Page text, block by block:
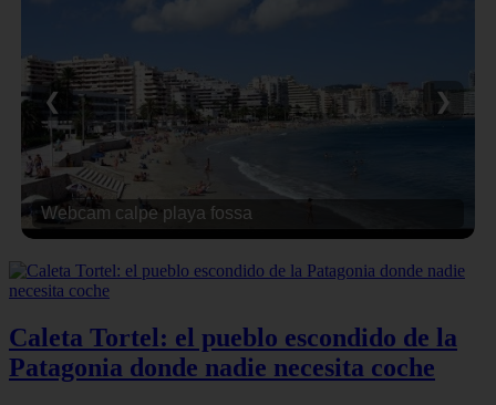
Webcam calpe playa fossa
❮ ❯
Caleta Tortel: el pueblo escondido de la
Patagonia donde nadie necesita coche